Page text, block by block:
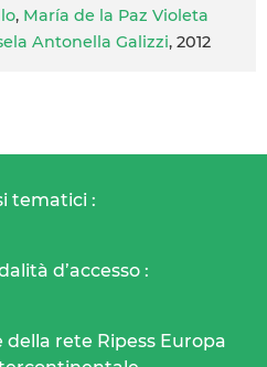
, María de la Paz Violeta
Antonella Galizzi, 2012
tematici :
d’accesso :
rete Ripess Europa